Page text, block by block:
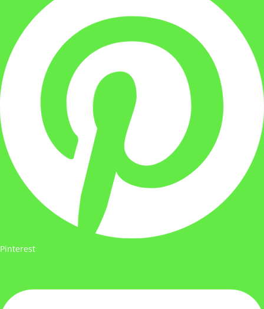
Pinterest